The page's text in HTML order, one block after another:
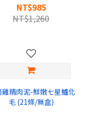
NT$985
NT$1,260